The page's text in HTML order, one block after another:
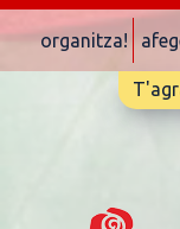
organitza!